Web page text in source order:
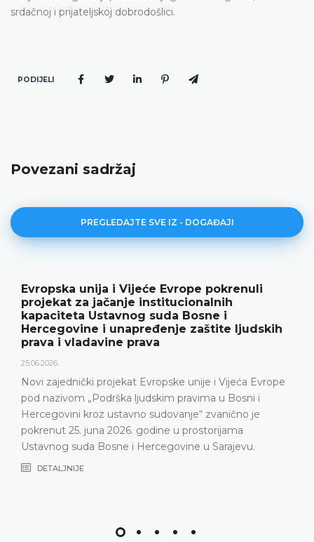
srdačnoj i prijateljskoj dobrodošlici.
PODIJELI
Povezani sadržaj
PREGLEDAJTE SVE IZ - DOGAĐAJI
Evropska unija i Vijeće Evrope pokrenuli
projekat za jačanje institucionalnih
kapaciteta Ustavnog suda Bosne i
Hercegovine i unapređenje zaštite ljudskih
prava i vladavine prava
25.06.2026.
Novi zajednički projekat Evropske unije i Vijeća Evrope
pod nazivom „Podrška ljudskim pravima u Bosni i
Hercegovini kroz ustavno sudovanje“ zvanično je
pokrenut 25. juna 2026. godine u prostorijama
Ustavnog suda Bosne i Hercegovine u Sarajevu.
DETALJNIJE